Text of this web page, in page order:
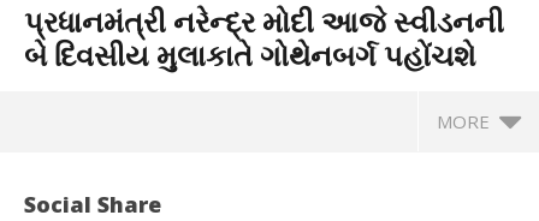
પ્રધાનમંત્રી નરેન્દ્ર મોદી આજે સ્વીડનની
બે દિવસીય મુલાકાતે ગોથેનબર્ગ પહોંચશે
MORE
Social Share